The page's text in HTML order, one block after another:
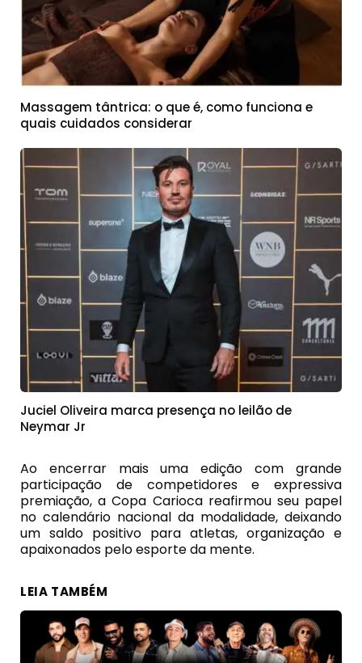
Massagem tântrica: o que é, como funciona e
quais cuidados considerar
Juciel Oliveira marca presença no leilão de
Neymar Jr
Ao encerrar mais uma edição com grande
participação de competidores e expressiva
premiação, a Copa Carioca reafirmou seu papel
no calendário nacional da modalidade, deixando
um saldo positivo para atletas, organização e
apaixonados pelo esporte da mente.
LEIA TAMBÉM